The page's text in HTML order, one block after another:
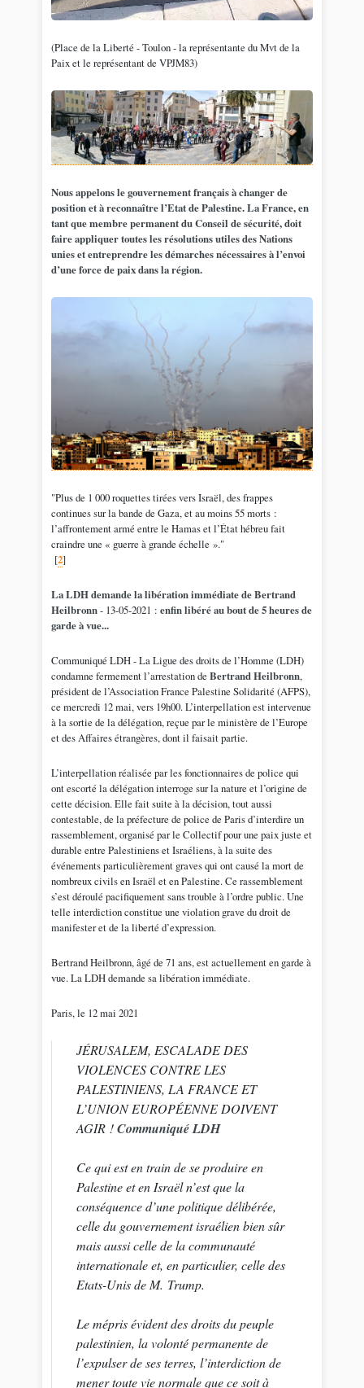
(Place de la Liberté - Toulon - la représentante du Mvt de la
Paix et le représentant de VPJM83)
Nous appelons le gouvernement français à changer de
position et à reconnaître l’Etat de Palestine. La France, en
tant que membre permanent du Conseil de sécurité, doit
faire appliquer toutes les résolutions utiles des Nations
unies et entreprendre les démarches nécessaires à l’envoi
d’une force de paix dans la région.
"Plus de 1 000 roquettes tirées vers Israël, des frappes
continues sur la bande de Gaza, et au moins 55 morts :
l’affrontement armé entre le Hamas et l’État hébreu fait
craindre une « guerre à grande échelle »."
[2]
La LDH demande la libération immédiate de Bertrand
Heilbronn- 13-05-2021 : enfin libéré au bout de 5 heures de
garde à vue...
Communiqué LDH - La Ligue des droits de l’Homme (LDH)
condamne fermement l’arrestation de Bertrand Heilbronn,
président de l’Association France Palestine Solidarité (AFPS),
ce mercredi 12 mai, vers 19h00. L’interpellation est intervenue
à la sortie de la délégation, reçue par le ministère de l’Europe
et des Affaires étrangères, dont il faisait partie.
L’interpellation réalisée par les fonctionnaires de police qui
ont escorté la délégation interroge sur la nature et l’origine de
cette décision. Elle fait suite à la décision, tout aussi
contestable, de la préfecture de police de Paris d’interdire un
rassemblement, organisé par le Collectif pour une paix juste et
durable entre Palestiniens et Israéliens, à la suite des
événements particulièrement graves qui ont causé la mort de
nombreux civils en Israël et en Palestine. Ce rassemblement
s’est déroulé pacifiquement sans trouble à l’ordre public. Une
telle interdiction constitue une violation grave du droit de
manifester et de la liberté d’expression.
Bertrand Heilbronn, âgé de 71 ans, est actuellement en garde à
vue. La LDH demande sa libération immédiate.
Paris, le 12 mai 2021
JÉRUSALEM, ESCALADE DES
VIOLENCES CONTRE LES
PALESTINIENS, LA FRANCE ET
L’UNION EUROPÉENNE DOIVENT
AGIR !Communiqué LDH
Ce qui est en train de se produire en
Palestine et en Israël n’est que la
conséquence d’une politique délibérée,
celle du gouvernement israélien bien sûr
mais aussi celle de la communauté
internationale et, en particulier, celle des
Etats-Unis de M. Trump.
Le mépris évident des droits du peuple
palestinien, la volonté permanente de
l’expulser de ses terres, l’interdiction de
mener toute vie normale que ce soit à